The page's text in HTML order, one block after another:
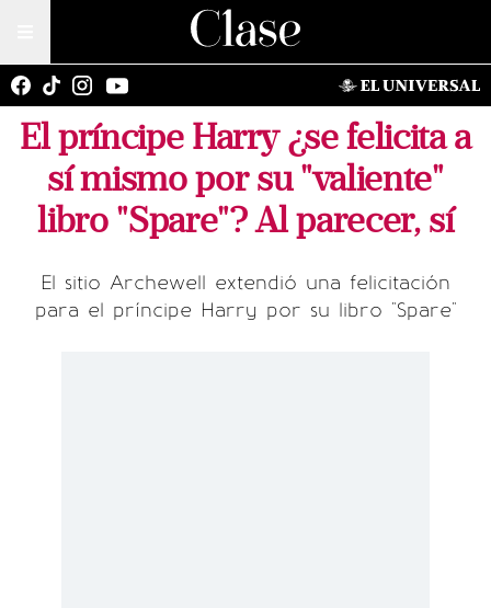
El príncipe Harry ¿se felicita a
sí mismo por su "valiente"
libro "Spare"? Al parecer, sí
El sitio Archewell extendió una felicitación
para el príncipe Harry por su libro "Spare"